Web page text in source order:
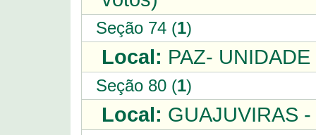
Seção 74 (1)
Local: PAZ-
Seção 80 (1)
Local: GUAJUVIRAS